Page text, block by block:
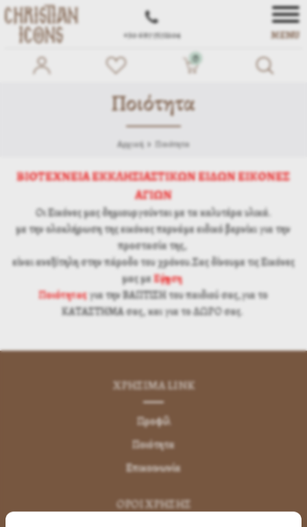
+30 697 7572104 MENU
0
Ποιότητα
Αρχική Ποιότητα
ΒΙΟΤΕΧΝΕΙΑ ΕΚΚΛΗΣΙΑΣΤΙΚΩΝ ΕΙΔΩΝ ΕΙΚΟΝΕΣ
ΑΓΙΩΝ
Οι Εικόνες μας δημιουργούνται με τα καλυτέρα υλικά.
με την ολοκλήρωση της εικόνας περνάμε ειδικό βερνίκι για την
προστασία της,
είναι ανεξίτηλη στην πάροδο του χρόνου.Σας δίνουμε τις Εικόνες
μας μεΕγγύηση
Ποιότηταςγια την ΒΑΠΤΙΣΗ του παιδιού σας,για το
ΚΑΤΑΣΤΗΜΑ σας, και για το ΔΩΡΟ σας.
ΧΡΗΣΙΜA LINK
Προφίλ
Ποιότητα
Επικοινωνία
ΌΡΟΙ ΧΡΉΣΗΣ